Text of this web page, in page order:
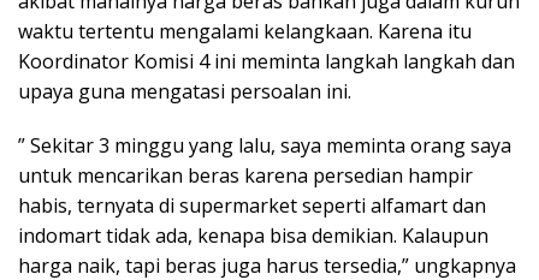
waktu tertentu mengalami kelangkaan. Karena itu
Koordinator Komisi 4 ini meminta langkah langkah dan
upaya guna mengatasi persoalan ini.
” Sekitar 3 minggu yang lalu, saya meminta orang saya
untuk mencarikan beras karena persedian hampir
habis, ternyata di supermarket seperti alfamart dan
indomart tidak ada, kenapa bisa demikian. Kalaupun
harga naik, tapi beras juga harus tersedia,” ungkapnya